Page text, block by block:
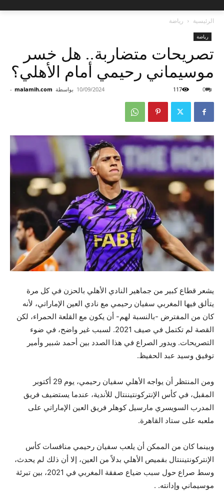
الرئيسية رياضة
رياضة
تصريحات متضاربة.. هل خسر
موسيماني رحيمي أمام الأهلي؟
بواسطة malamih.com
- 10/09/2024 0
117
يشعر قطاع كبير من جماهير النادي الأهلي بالحزن في كل مرة
يتألق فيها المغربي سفيان رحيمي مع نادي العين الإماراتي، لأنه
كان من المفترض -بالنسبة لهم- أن يكون مع القلعة الحمراء، لكن
القصة لم تكتمل في صيف 2021. لسبب غير واضح، في ضوء
التصريحات. ويدور الصراع في هذا الصدد بين أحمد شبير وأمير
توفيق وسيد عبد الحفيظ.
ومن المنتظر أن يواجه الأهلي سفيان رحيمي، يوم 29 أكتوبر
المقبل، في كأس الإنتركونتيننتال للأندية، عندما يستضيف فريق
المدرب السويسري مارسيل كوهلر فريق العين الإماراتي على
ملعبه على ستاد القاهرة.
وبينما كان من الممكن أن يلعب سفيان رحيمي منافسات كأس
الإنتركونتيننتال بقميص الأهلي بدلاً من العين، إلا أن ذلك لم يحدث،
وسط صراع حول سبب ضياع صفقة المغربي في 2021، بين تبرئة
موسيماني وإدانته. .